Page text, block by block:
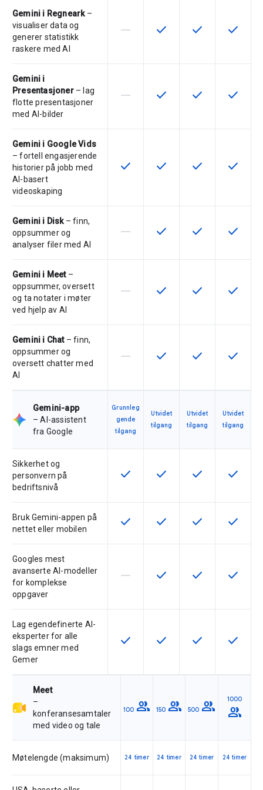
Gemini i Regneark–
visualiser data og
generer statistikk
raskere med AI
Denne funksjonen støttes ikke av
horizontal_rule Denne funksjonen er
check Denne
check Denne
check
Gemini i
Presentasjoner– lag
flotte presentasjoner
med AI-bilder
Denne funksjonen støttes ikke av
horizontal_rule Denne funksjonen er
check Denne
check Denne
check
Gemini i Google Vids
– fortell engasjerende
historier på jobb med
AI-basert
videoskaping
Denne funksjonen er tilgjengelig
check Denne funksjonen er
check Denne
check Denne
check
Gemini i Disk– finn,
oppsummer og
analyser filer med AI
Denne funksjonen støttes ikke av
horizontal_rule Denne funksjonen er
check Denne
check Denne
check
Gemini i Meet–
oppsummer, oversett
og ta notater i møter
ved hjelp av AI
Denne funksjonen støttes ikke av
horizontal_rule Denne funksjonen er
check Denne
check Denne
check
Gemini i Chat– finn,
oppsummer og
oversett chatter med
AI
Denne funksjonen støttes ikke av
horizontal_rule Denne funksjonen er
check Denne
check Denne
check
Gemini-app
– AI-assistent
fra Google
Grunnleg
gende
tilgang
Utvidet
tilgang
Utvidet
tilgang
Utvidet
tilgang
Sikkerhet og
personvern på
bedriftsnivå
Denne funksjonen er tilgjengelig
check Denne funksjonen er
check Denne
check Denne
check
Bruk Gemini-appen på
nettet eller mobilen
Denne funksjonen er tilgjengelig
check Denne funksjonen er
check Denne
check Denne
check
Googles mest
avanserte AI-modeller
for komplekse
oppgaver
Denne funksjonen støttes ikke av
horizontal_rule Denne funksjonen er
check Denne
check Denne
check
Lag egendefinerte AI-
eksperter for alle
slags emner med
Gemer
Denne funksjonen er tilgjengelig
check Denne funksjonen er
check Denne
check Denne
check
Meet
–
konferansesamtaler
med video og tale
100 group 150 group 500 group 1000
group
Møtelengde (maksimum) 24 timer 24 timer 24 timer 24 timer